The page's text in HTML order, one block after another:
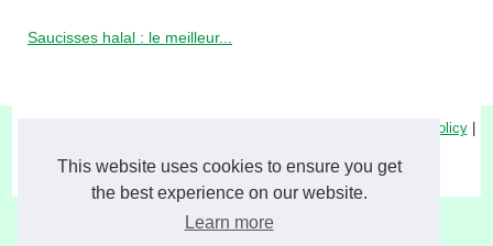
This website uses cookies to ensure you get
the best experience on our website.
Learn more
Saucisses halal : le meilleur...
Cookies Policy|
ingredients